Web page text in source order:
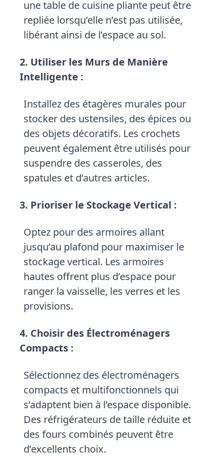
une table de cuisine pliante peut être
repliée lorsqu’elle n’est pas utilisée,
libérant ainsi de l’espace au sol.
2. Utiliser les Murs de Manière
Intelligente :
Installez des étagères murales pour
stocker des ustensiles, des épices ou
des objets décoratifs. Les crochets
peuvent également être utilisés pour
suspendre des casseroles, des
spatules et d’autres articles.
3. Prioriser le Stockage Vertical :
Optez pour des armoires allant
jusqu’au plafond pour maximiser le
stockage vertical. Les armoires
hautes offrent plus d’espace pour
ranger la vaisselle, les verres et les
provisions.
4. Choisir des Électroménagers
Compacts :
Sélectionnez des électroménagers
compacts et multifonctionnels qui
s’adaptent bien à l’espace disponible.
Des réfrigérateurs de taille réduite et
des fours combinés peuvent être
d’excellents choix.